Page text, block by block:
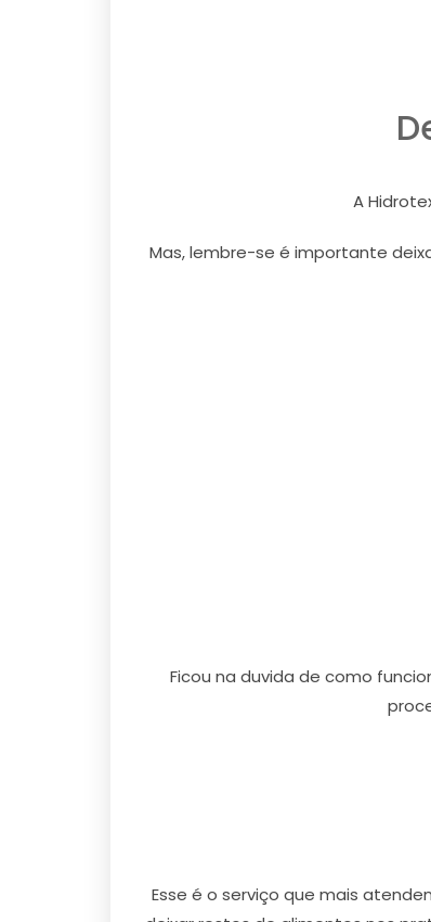
A
Mas, lembre-se é importante
Ficou na duvida de como
Esse é o serviço que mais